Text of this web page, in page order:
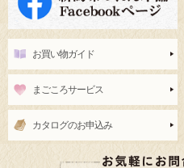
お買い物ガイド
まごころサービス
カタログのお申込み